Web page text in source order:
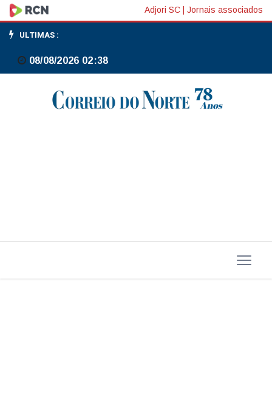
Motociclista
fica
ferido
colisão
Adjori SC Jornais associados
ULTIMAS :
08/08/2026 02:38